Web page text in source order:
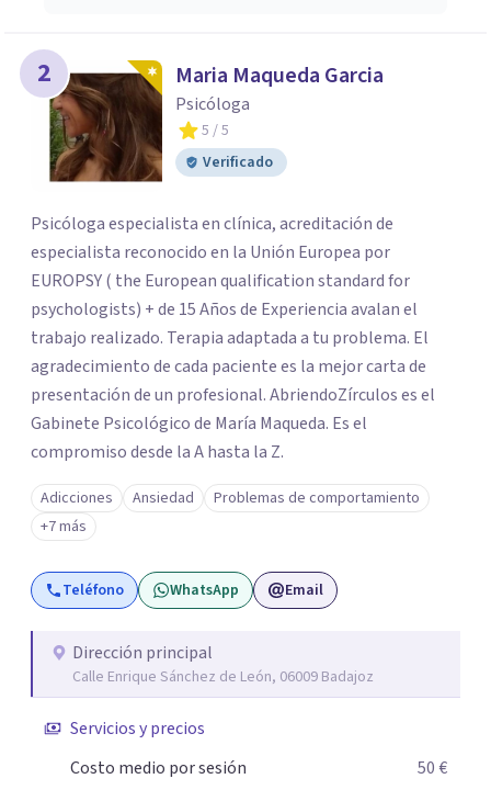
2 Maria Maqueda Garcia
Psicóloga
5 / 5
Verificado
Psicóloga especialista en clínica, acreditación de
especialista reconocido en la Unión Europea por
EUROPSY ( the European qualification standard for
psychologists) + de 15 Años de Experiencia avalan el
trabajo realizado. Terapia adaptada a tu problema. El
agradecimiento de cada paciente es la mejor carta de
presentación de un profesional. AbriendoZírculos es el
Gabinete Psicológico de María Maqueda. Es el
compromiso desde la A hasta la Z.
Adicciones Ansiedad
Problemas de comportamiento
+7 más
Teléfono WhatsApp Email
Dirección principal
Calle Enrique Sánchez de León, 06009 Badajoz
Servicios y precios
Costo medio por sesión
50 €